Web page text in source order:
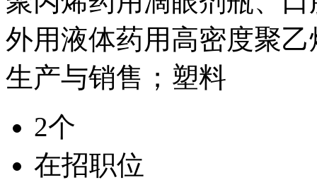
外用液体药用高密度聚
生产与销售；塑料
2个
在招职位